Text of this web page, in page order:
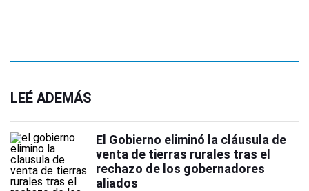
LEÉ ADEMÁS
El Gobierno eliminó la cláusula de
venta de tierras rurales tras el
rechazo de los gobernadores
aliados